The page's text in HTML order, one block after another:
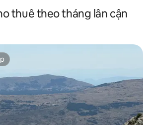
thuê theo tháng lân cận